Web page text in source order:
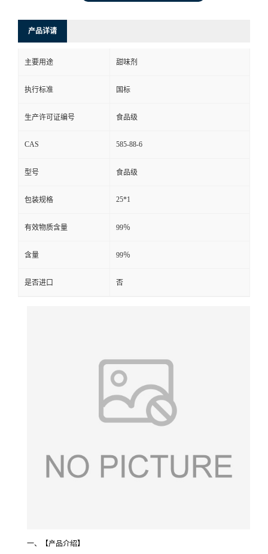
产品详请
主要用途 甜味剂
执行标准 国标
生产许可证编号 食品级
CAS 585-88-6
型号 食品级
包装规格 25*1
有效物质含量 99％
含量 99％
是否进口 否
一、【产品介绍】